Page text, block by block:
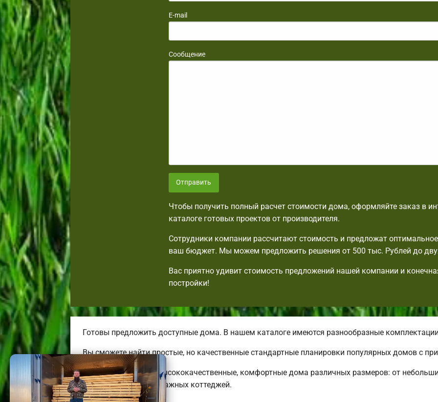
E-mail
Сообщение
Отправить
Чтобы получить полный расчет стоимости дома, оформляйте заказ в
каталоге готовых проектов от производителя.
Сотрудники компании рассчитают стоимость и предложат
ваш бюджет. Мы можем предложить решения от 500 тыс. Рублей до
Вас приятно удивит стоимость предложений нашей компании и
постройки!
Готовы предложить доступные дома. В нашем каталоге имеются разнообразные
Вы сможете найти простые, но качественные стандартные планировки популярных домов с
Строим необычные, высококачественные, комфортные дома различных размеров: от
огромных двух-трехэтажных коттеджей.